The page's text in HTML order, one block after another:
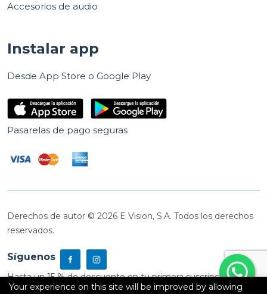
Accesorios de audio
Instalar app
Desde App Store o Google Play
Pasarelas de pago seguras
Derechos de autor © 2026 E Vision, S.A. Todos los derechos
reservados.
Síguenos
Hasta un 15 % de descuento en tu primera suscripción
Your experience on this site will be improved by allowing